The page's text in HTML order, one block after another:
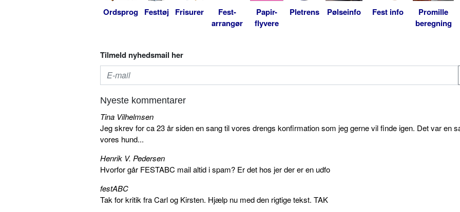
Ordsprog Festtøj Frisurer
Fest-
arrangør
Papir-
flyvere
Pletrens Pølseinfo Fest info
Promille
beregning
Tilmeld nyhedsmail her
Nyeste kommentarer
Tina Vilhelmsen
Jeg skrev for ca 23 år siden en sang til vores drengs konfirmation som jeg gerne vil finde igen. Det var en
vores hund...
Henrik V. Pedersen
Hvorfor går FESTABC mail altid i spam? Er det hos jer der er en udfo
festABC
Tak for kritik fra Carl og Kirsten. Hjælp nu med den rigtige tekst. TAK